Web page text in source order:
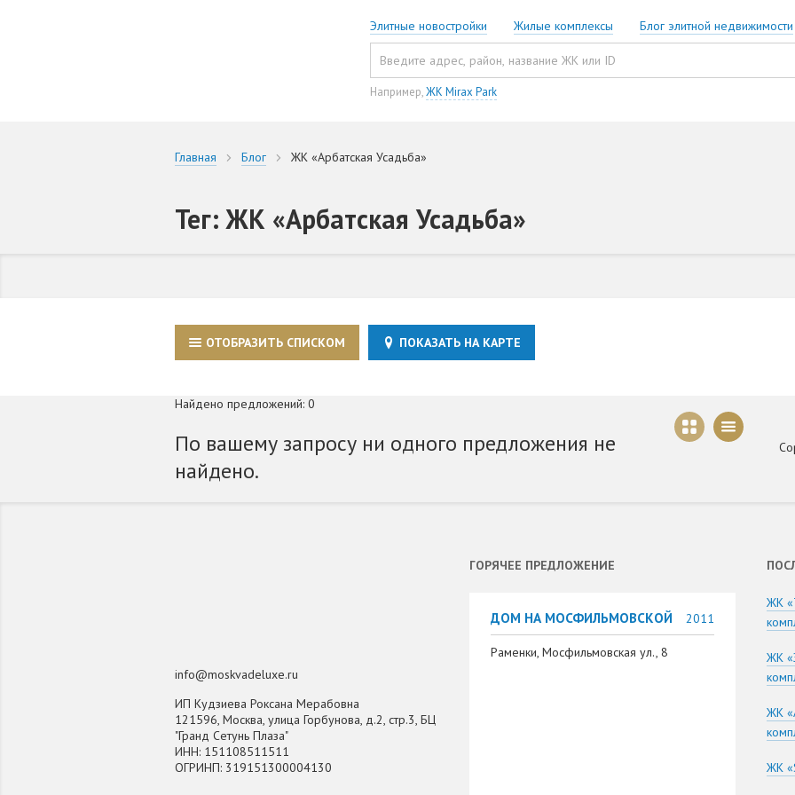
Элитные новостройки Жилые комплексы Блог элитной недвижимости
Например,ЖК Mirax Park
Главная Блог ЖК «Арбатская Усадьба»
Тег: ЖК «Арбатская Усадьба»
ОТОБРАЗИТЬ СПИСКОМ ПОКАЗАТЬ НА КАРТЕ
Найдено предложений: 0
По вашему запросу ни одного предложения не
найдено.
info@moskvadeluxe.ru
ИП Кудзиева Роксана Мерабовна
121596, Москва, улица Горбунова, д.2, стр.3, БЦ
"Гранд Сетунь Плаза"
ИНН: 151108511511
ОГРИНП: 319151300004130
ГОРЯЧЕЕ ПРЕДЛОЖЕНИЕ
ДОМ НА МОСФИЛЬМОВСКОЙ 2011
Раменки, Мосфильмовская ул., 8
ЖК
ЖК
ЖК
ЖК